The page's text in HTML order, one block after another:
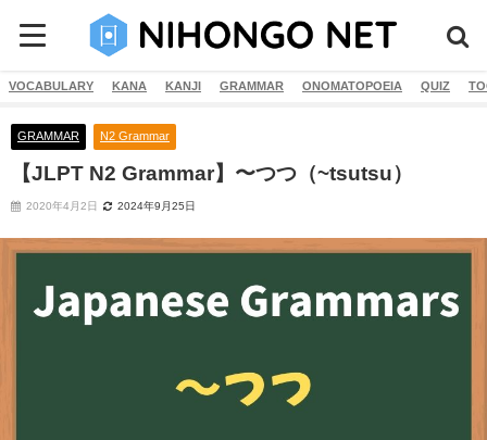
VOCABULARY KANA KANJI GRAMMAR ONOMATOPOEIA QUIZ
GRAMMAR N2 Grammar
【JLPT N2 Grammar】〜つつ（~tsutsu）
2020年4月2日 2024年9月25日